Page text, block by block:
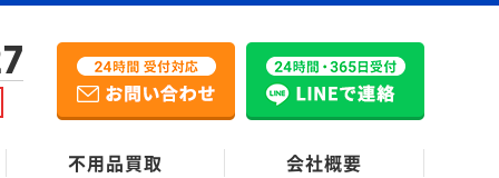
不用品買取 会社概要